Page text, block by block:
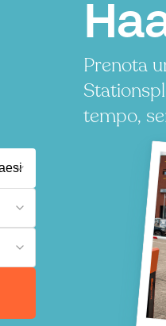
Prenota
tempo,